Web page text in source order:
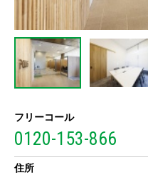
フリーコール
0120-153-866
住所